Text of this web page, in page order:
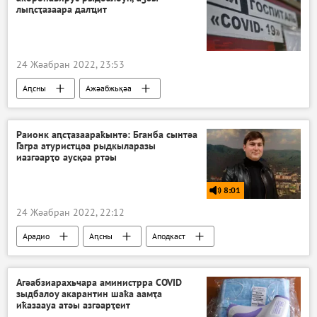
лыԥсҭазаара далҵит
24 Жәабран 2022, 23:53
Аԥсны
Ажәабжьқәа
Аҿкчымазара, алаҵаҟаҵара: акоронавирус азы Аԥсны аҭагылазаашьа
Ауаажәларра
Раионк аԥсҭазаараҟынтә: Бганба сынтәа
Гагра атуристцәа рыдкыларазы
иазгәарҭо аусқәа ртәы
8:01
24 Жәабран 2022, 22:12
Арадио Аԥсны Аподкаст
Агәабзиарахьчара аминистрра COVID
зыдбалоу акарантин шаҟа аамҭа
иҟазаауа атәы азгәарҭеит